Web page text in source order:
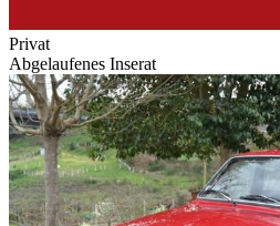
Privat
Abgelaufenes Inserat